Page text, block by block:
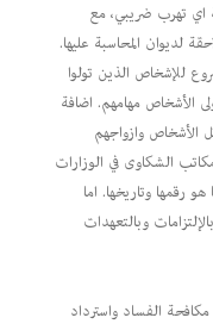
اي تهرب ضريبي، مع
لديوان المحاسبة عليها.
للإشخاص الذين تولوا
الأشخاص مهامهم. اضافة
الأشخاص وازواجهم
الشكاوى في الوزارات
رقمها وتاريخها. اما
وبالتعهدات
الفساد واسترداد